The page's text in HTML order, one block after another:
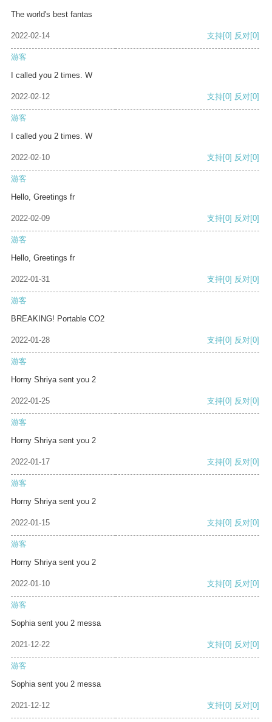
The world's best fantas
2022-02-14 支持[0] 反对[0]
游客
I called you 2 times. W
2022-02-12 支持[0] 反对[0]
游客
I called you 2 times. W
2022-02-10 支持[0] 反对[0]
游客
Hello, Greetings fr
2022-02-09 支持[0] 反对[0]
游客
Hello, Greetings fr
2022-01-31 支持[0] 反对[0]
游客
BREAKING! Portable CO2
2022-01-28 支持[0] 反对[0]
游客
Horny Shriya sent you 2
2022-01-25 支持[0] 反对[0]
游客
Horny Shriya sent you 2
2022-01-17 支持[0] 反对[0]
游客
Horny Shriya sent you 2
2022-01-15 支持[0] 反对[0]
游客
Horny Shriya sent you 2
2022-01-10 支持[0] 反对[0]
游客
Sophia sent you 2 messa
2021-12-22 支持[0] 反对[0]
游客
Sophia sent you 2 messa
2021-12-12 支持[0] 反对[0]